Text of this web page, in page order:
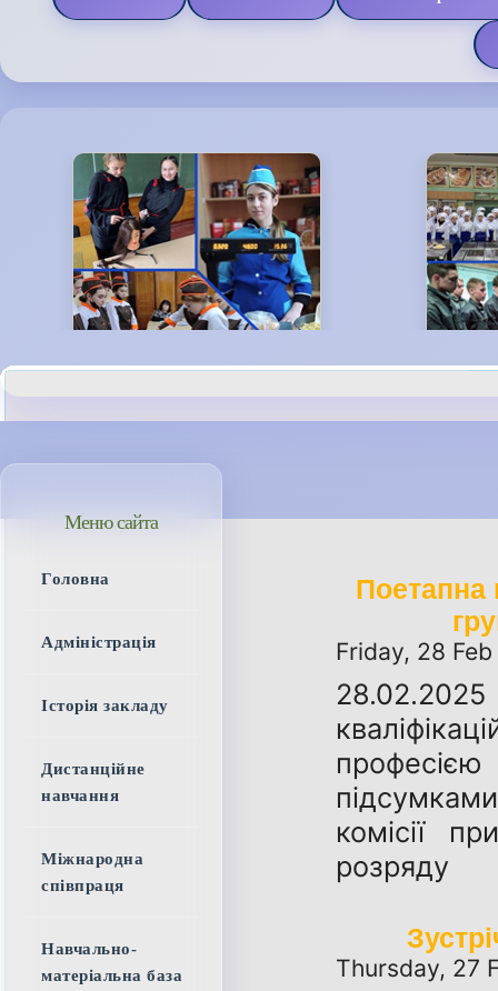
Поетапна
Friday, 28
комісії
розряду
Thursday, 27
Меню сайта
Головна
Адміністрація
Історія закладу
Дистанційне
навчання
Міжнародна
співпраця
Навчально-
матеріальна база